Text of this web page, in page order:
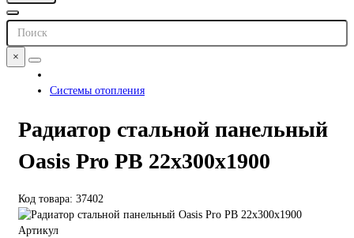
×
Системы отопления
Радиатор стальной панельный
Oasis Pro PB 22х300х1900
Код товара: 37402
Артикул